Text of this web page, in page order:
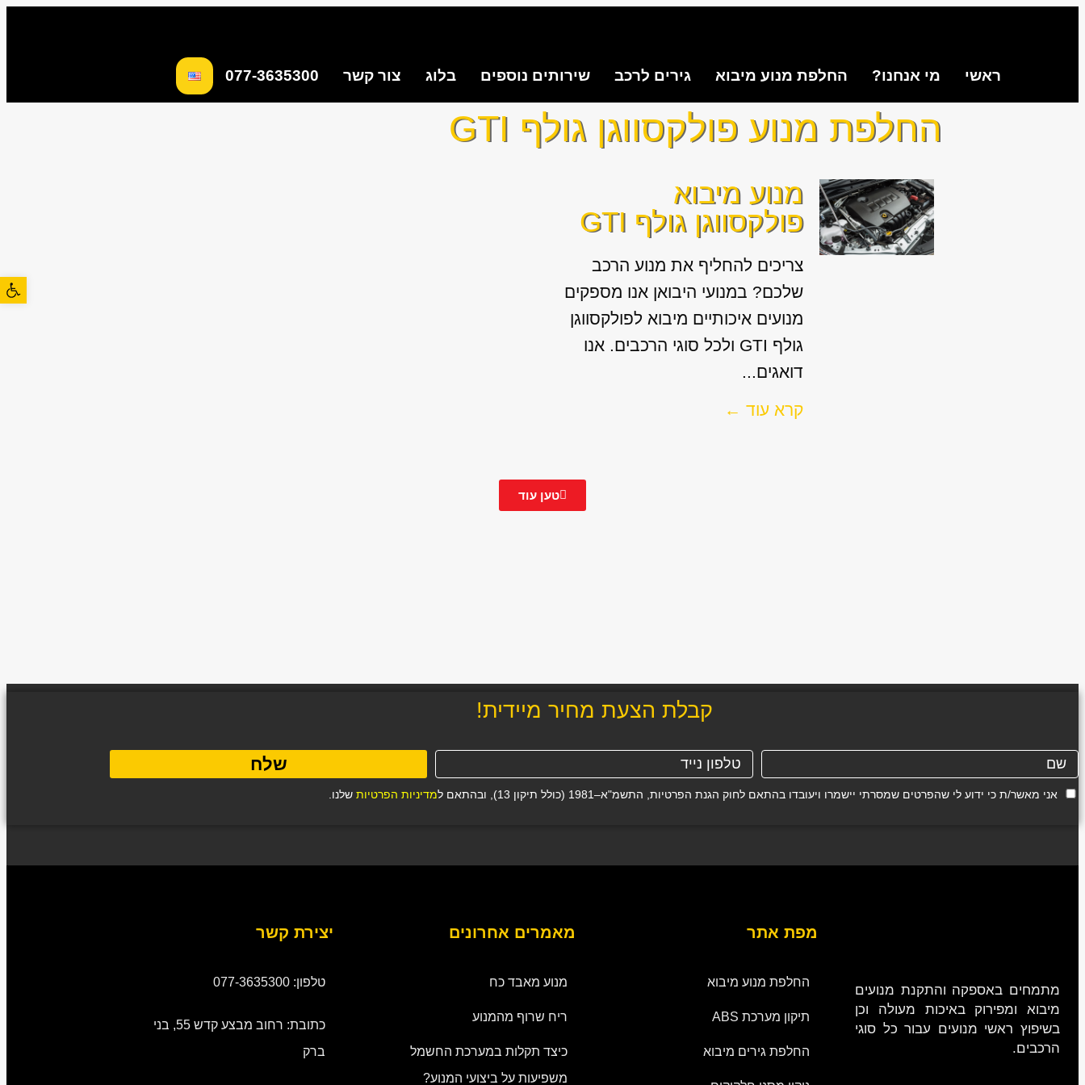
ראשי מי אנחנו? החלפת מנוע מיבוא גירים לרכב שירותים נוספים בלוג צור קשר 077-3635300
החלפת מנוע פולקסווגן גולף GTI
מנוע מיבוא
פולקסווגן גולף GTI
צריכים להחליף את מנוע הרכב
שלכם? במנועי היבואן אנו מספקים
מנועים איכותיים מיבוא לפולקסווגן
גולף GTI ולכל סוגי הרכבים. אנו
דואגים...
קרא עוד ←
טען עוד
קבלת הצעת מחיר מיידית!
אני מאשר/ת כי ידוע לי שהפרטים שמסרתי יישמרו ויעובדו בהתאם לחוק הגנת הפרטיות, התשמ"א–1981 (כולל תיקון 13), ובהתאם ל מדיניות הפרטיות שלנו.
שלח
מתמחים באספקה והתקנת מנועים
מיבוא ומפירוק באיכות מעולה וכן
בשיפוץ ראשי מנועים עבור כל סוגי
הרכבים.
מפת אתר
החלפת מנוע מיבוא
תיקון מערכת ABS
החלפת גירים מיבוא
מאמרים אחרונים
מנוע מאבד כח
ריח שרוף מהמנוע
כיצד תקלות במערכת החשמל
משפיעות על ביצועי המנוע?
יצירת קשר
טלפון: 077-3635300
כתובת: רחוב מבצע קדש 55, בני
ברק
פתח